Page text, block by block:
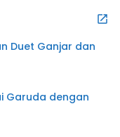
Duet Ganjar dan
Garuda dengan